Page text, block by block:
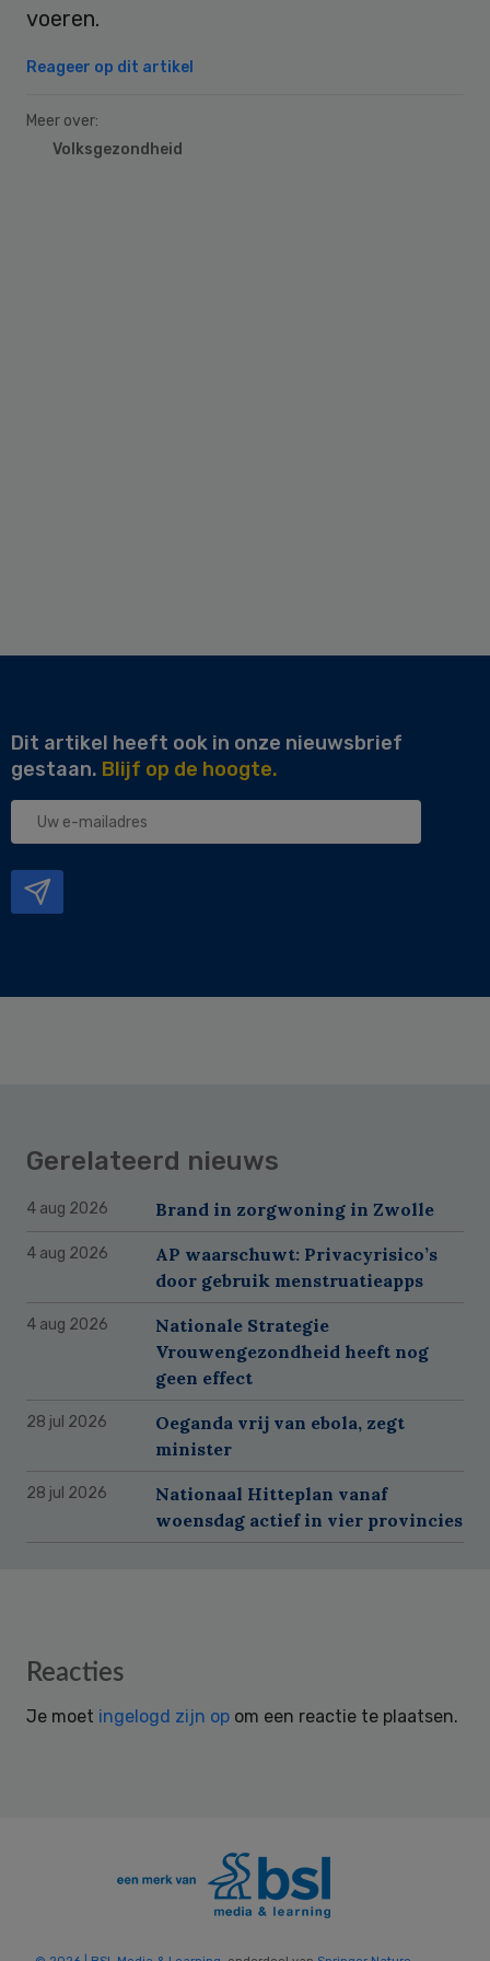
voeren.
Reageer op dit artikel
Meer over:
Volksgezondheid
Dit artikel heeft ook in onze nieuwsbrief
gestaan. Blijf op de hoogte.
Uw
Gerelateerd nieuws
4 aug 2026 Brand in zorgwoning in Zwolle
4 aug 2026
AP waarschuwt: Privacyrisico’s
door gebruik menstruatieapps
4 aug 2026
Nationale Strategie
Vrouwengezondheid heeft nog
geen effect
28 jul 2026
Oeganda vrij van ebola, zegt
minister
28 jul 2026
Nationaal Hitteplan vanaf
woensdag actief in vier provincies
Reader
Reacties
Je moet ingelogd zijn op om een reactie te plaatsen.